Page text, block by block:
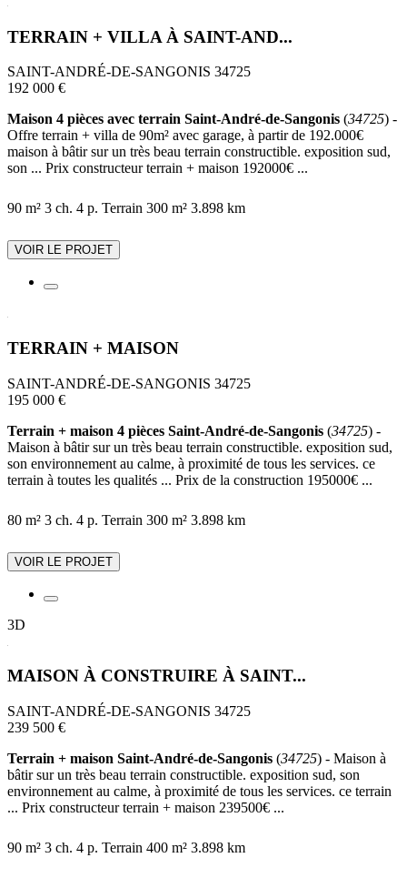
TERRAIN + VILLA À SAINT-AND...
SAINT-ANDRÉ-DE-SANGONIS 34725
192 000 €
Maison 4 pièces avec terrain Saint-André-de-Sangonis (34725) -
Offre terrain + villa de 90m² avec garage, à partir de 192.000€
maison à bâtir sur un très beau terrain constructible. exposition sud,
son ... Prix constructeur terrain + maison 192000€ ...
90 m² 3 ch. 4 p. Terrain 300 m² 3.898 km
VOIR LE PROJET
TERRAIN + MAISON
SAINT-ANDRÉ-DE-SANGONIS 34725
195 000 €
Terrain + maison 4 pièces Saint-André-de-Sangonis (34725) -
Maison à bâtir sur un très beau terrain constructible. exposition sud,
son environnement au calme, à proximité de tous les services. ce
terrain à toutes les qualités ... Prix de la construction 195000€ ...
80 m² 3 ch. 4 p. Terrain 300 m² 3.898 km
VOIR LE PROJET
3D
MAISON À CONSTRUIRE À SAINT...
SAINT-ANDRÉ-DE-SANGONIS 34725
239 500 €
Terrain + maison Saint-André-de-Sangonis (34725) - Maison à
bâtir sur un très beau terrain constructible. exposition sud, son
environnement au calme, à proximité de tous les services. ce terrain
... Prix constructeur terrain + maison 239500€ ...
90 m² 3 ch. 4 p. Terrain 400 m² 3.898 km